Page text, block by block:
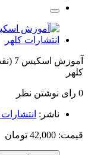
کلهر
0 رای نوشتن نظر
ناشر: انتشارات
قیمت: 42,000 تومان